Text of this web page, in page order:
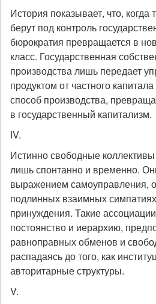
История показывает, что, когда
берут под контроль
бюрократия превращается в
класс. Государственная
производства лишь передает
продуктом от частного
способ производства,
в государственный капитализм.
IV.
Истинно свободные
лишь спонтанно и временно.
выражением самоуправления,
подлинных взаимных симпатиях
принуждения. Такие
постоянство и иерархию,
равноправных обменов и
распадаясь до того, как
авторитарные структуры.
V.